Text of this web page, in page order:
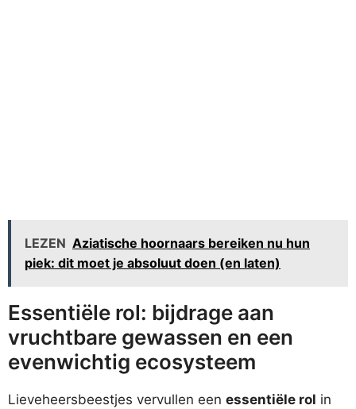
LEZEN Aziatische hoornaars bereiken nu hun
piek: dit moet je absoluut doen (en laten)
Essentiële rol: bijdrage aan
vruchtbare gewassen en een
evenwichtig ecosysteem
Lieveheersbeestjes vervullen een essentiële rol in